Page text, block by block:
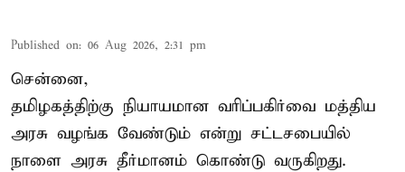
Published on: 06 Aug 2026, 2:31 pm
சென்னை,
தமிழகத்திற்கு நியாயமான வரிப்பகிர்வை மத்திய
அரசு வழங்க வேண்டும் என்று சட்டசபையில்
நாளை அரசு தீர்மானம் கொண்டு வருகிறது.